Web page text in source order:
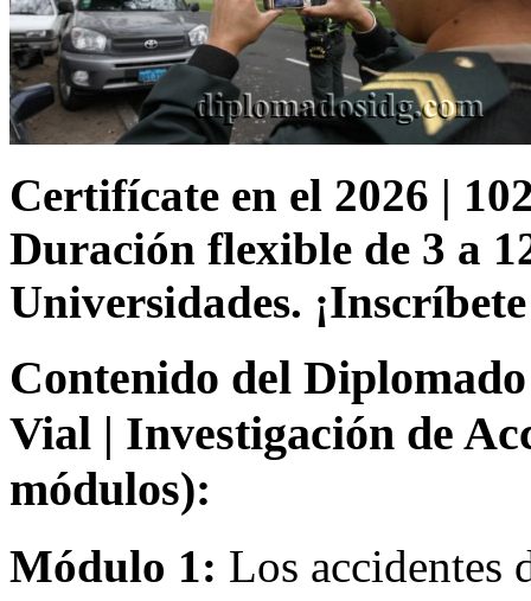
Certifícate en el 2026 |
Duración flexible de 3 a
Universidades.
Contenido del
Vial | Investigación de
módulos):
Módulo 1: Los accidentes